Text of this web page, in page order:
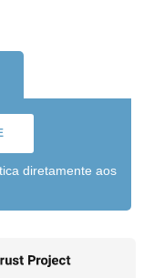
diretamente aos